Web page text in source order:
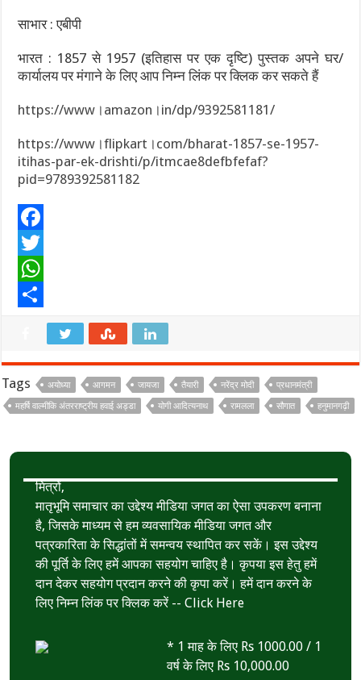
साभार : एबीपी
भारत : 1857 से 1957 (इतिहास पर एक दृष्टि) पुस्तक अपने घर/
कार्यालय पर मंगाने के लिए आप निम्न लिंक पर क्लिक कर सकते हैं
https://www।amazon।in/dp/9392581181/
https://www।flipkart।com/bharat-1857-se-1957-
itihas-par-ek-drishti/p/itmcae8defbfefaf?
pid=9789392581182
F
a
c
o
T
w
e
W
s
p
p
r
Tags अयोध्या आगमन जायजा तैयारी नरेंद्र मोदी
प्रधानमंत्री
महर्षि वाल्मीकि अंतरराष्ट्रीय हवाई अड्डा
योगी आदित्यनाथ रामलला सौगात हनुमानगढ़ी
मित्रों,
मातृभूमि समाचार का उद्देश्य मीडिया जगत का ऐसा उपकरण बनाना
है, जिसके माध्यम से हम व्यवसायिक मीडिया जगत और
पत्रकारिता के सिद्धांतों में समन्वय स्थापित कर सकें। इस उद्देश्य
की पूर्ति के लिए हमें आपका सहयोग चाहिए है। कृपया इस हेतु हमें
दान देकर सहयोग प्रदान करने की कृपा करें। हमें दान करने के
लिए निम्न लिंक पर क्लिक करें --Click Here
* 1 माह के लिए Rs 1000.00 / 1
वर्ष के लिए Rs 10,000.00